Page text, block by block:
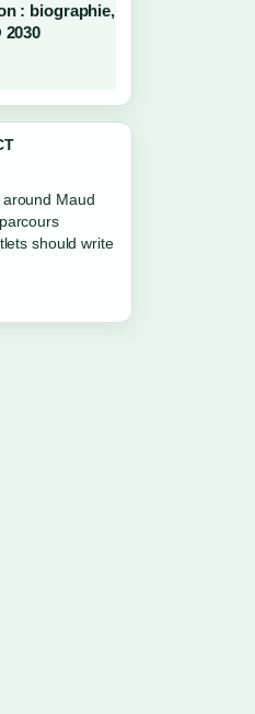
: biographie,
2030
Kournikova
santé.... This is
have seen